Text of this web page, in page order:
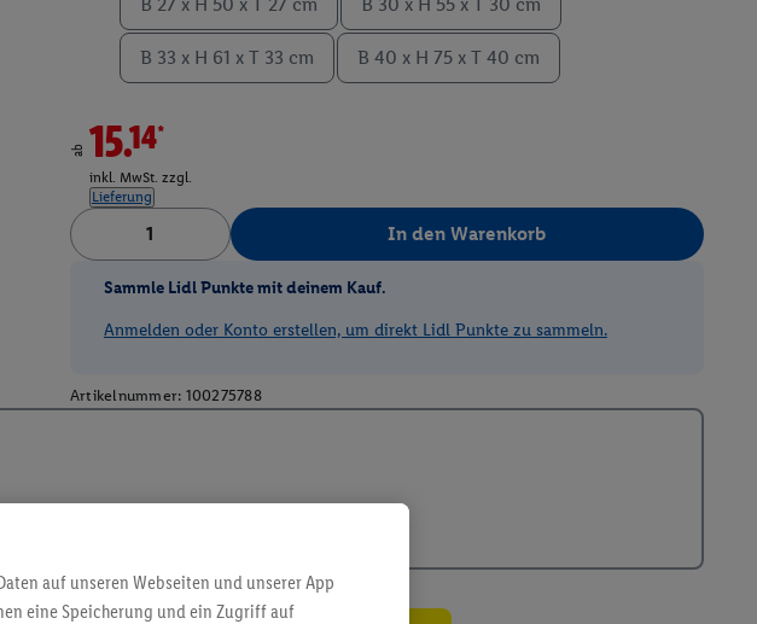
B 33 x H 61 x T 33 cm B 40 x H 75 x T 40 cm
ab 15.14*
inkl. MwSt. zzgl.
Lieferung
In den Warenkorb
Sammle Lidl Punkte mit deinem Kauf.
Anmelden oder Konto erstellen, um direkt Lidl Punkte zu sammeln.
Artikelnummer: 100275788
auf unseren Webseiten und unserer App
eine Speicherung und ein Zugriff auf